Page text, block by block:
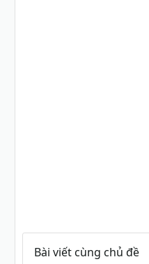
Bài viết cùng chủ đề